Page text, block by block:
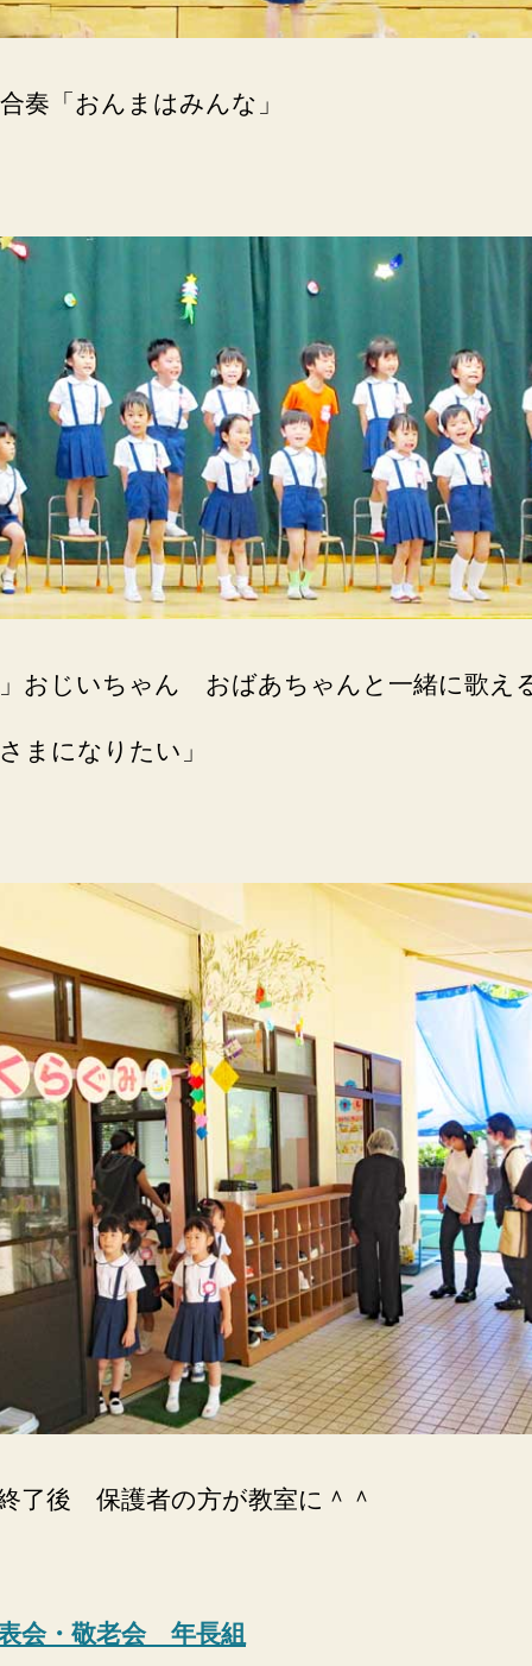
奏「おんまはみんな」
おじいちゃん おばあちゃんと一緒に歌え
まになりたい」
了後 保護者の方が教室に＾＾
会・敬老会 年長組